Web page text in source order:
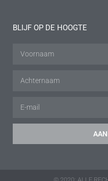
BLIJF OP DE HOOGTE